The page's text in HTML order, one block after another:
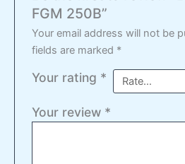
FGM 250B”
Your email address will not be
fields are marked *
Your rating *
Your review *